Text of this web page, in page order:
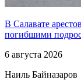
В Салавате
погибшими
6 августа 2026
Наиль Байназаров